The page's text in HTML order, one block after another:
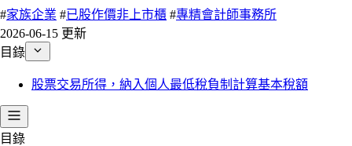
#家族企業 #已股作價非上市櫃 #專精會計師事務所
2026-06-15 更新
目錄
股票交易所得，納入個人最低稅負制計算基本稅額
目錄